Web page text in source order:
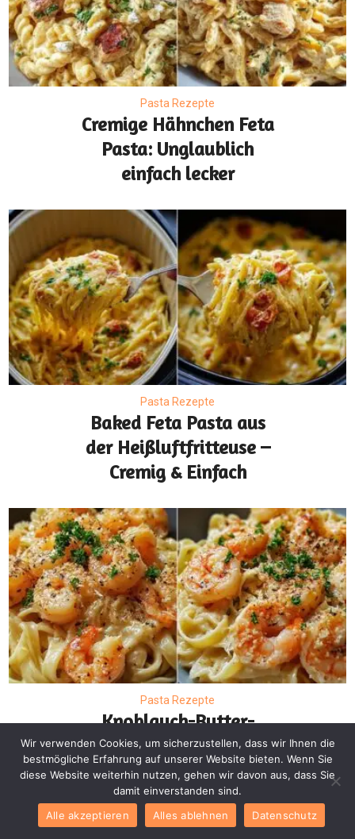
Pasta Rezepte
Cremige Hähnchen Feta
Pasta: Unglaublich
einfach lecker
Pasta Rezepte
Baked Feta Pasta aus
der Heißluftfritteuse –
Cremig & Einfach
Pasta Rezepte
Knoblauch-Butter-
Shrimp Pasta – Cremige
Pasta mit Garnelen
Wir verwenden Cookies, um sicherzustellen, dass wir Ihnen die
bestmögliche Erfahrung auf unserer Website bieten. Wenn Sie
diese Website weiterhin nutzen, gehen wir davon aus, dass Sie
damit einverstanden sind.
Alle akzeptieren
Alles ablehnen Datenschutz